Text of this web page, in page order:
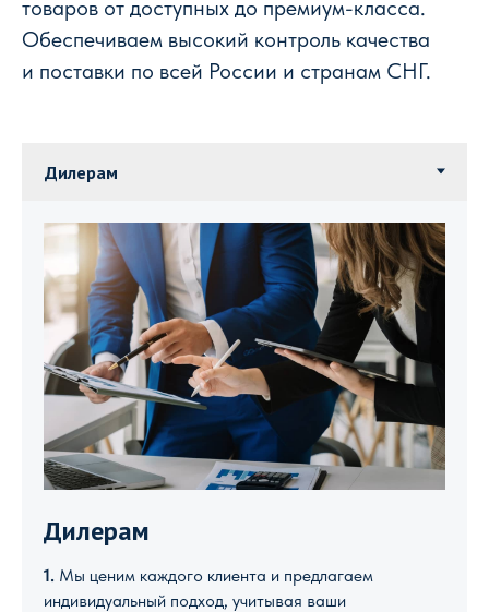
товаров от доступных до премиум-класса.
Обеспечиваем высокий контроль качества
и поставки по всей России и странам СНГ.
Дилерам
1. Мы ценим каждого клиента и предлагаем
индивидуальный подход, учитывая ваши